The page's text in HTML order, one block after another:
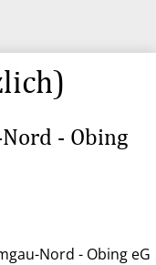
- Obing
Nord - Obing eG